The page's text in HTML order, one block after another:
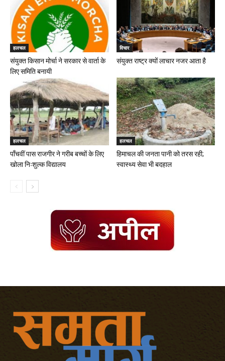
हलचल
संयुक्त किसान मोर्चा ने सरकार से वार्ता के
लिए समिति बनायी
विचार
संयुक्त राष्ट्र क्यों लाचार नजर आता है
हलचल
पाँचवीं पास राजगीर ने गरीब बच्चों के लिए
खोला निःशुल्क विद्यालय
हलचल
हिमाचल की जनता पानी को तरस रही;
स्वास्थ्य सेवा भी बदहाल